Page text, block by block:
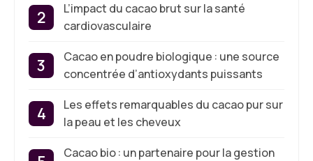
L’impact du cacao brut sur la santé
cardiovasculaire
Cacao en poudre biologique : une source
concentrée d’antioxydants puissants
Les effets remarquables du cacao pur sur
la peau et les cheveux
Cacao bio : un partenaire pour la gestion